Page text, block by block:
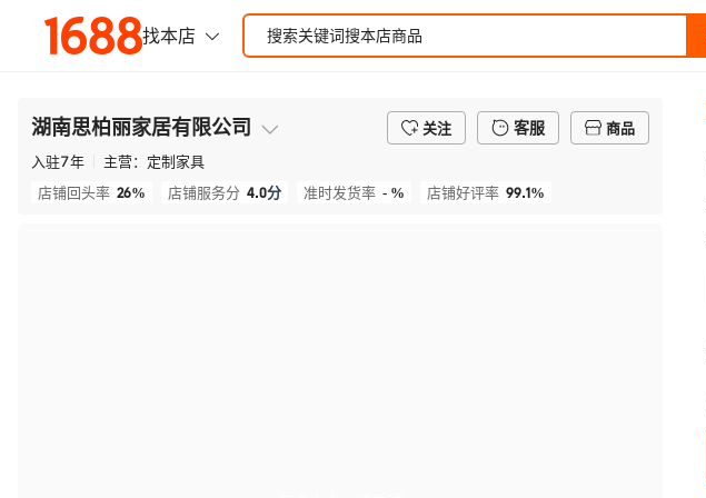
湖南思柏丽家居有限公司 关注 客服
商品
入驻7年 主营： 定制家具
店铺回头率 26% 店铺服务分 4.0分 准时发货率 - % 店铺好评率 99.1%